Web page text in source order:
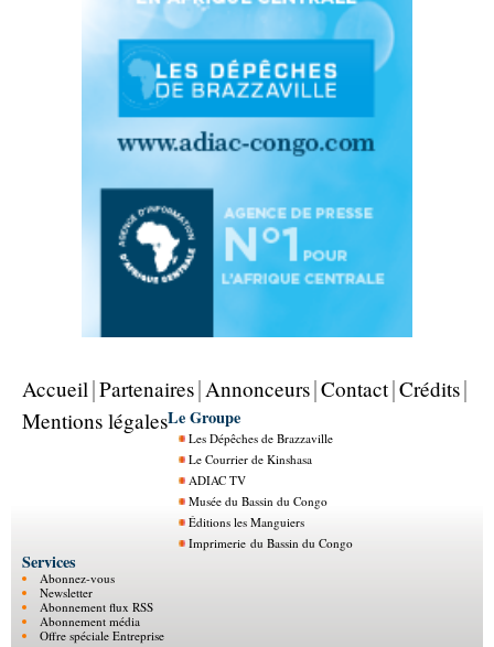
Accueil Partenaires Annonceurs Contact Crédits
Mentions légalesLe Groupe
Les Dépêches de Brazzaville
Le Courrier de Kinshasa
ADIAC TV
Musée du Bassin du Congo
Éditions les Manguiers
Imprimerie du Bassin du Congo
Services
Abonnez-vous
Newsletter
Abonnement flux RSS
Abonnement média
Offre spéciale Entreprise